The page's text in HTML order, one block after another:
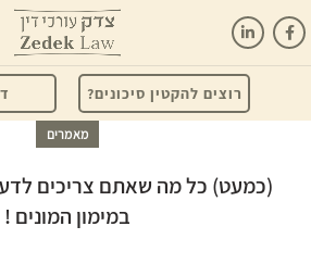
רוצים להקטין סיכונים?
מאמרים
(כמעט) כל מה שאתם צריכים
במימון המונים !